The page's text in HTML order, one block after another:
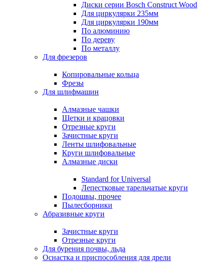
Диски серии Bosch Construct Wood
Для циркулярки 235мм
Для циркулярки 190мм
По алюминию
По дереву
По металлу
Для фрезеров
Копировальные кольца
Фрезы
Для шлифмашин
Алмазные чашки
Щетки и крацовки
Отрезные круги
Зачистные круги
Ленты шлифовальные
Круги шлифовальные
Алмазные диски
Standard for Universal
Лепестковые тарельчатые круги
Подошвы, прочее
Пылесборники
Абразивные круги
Зачистные круги
Отрезные круги
Для бурения почвы, льда
Оснастка и приспособления для дрели